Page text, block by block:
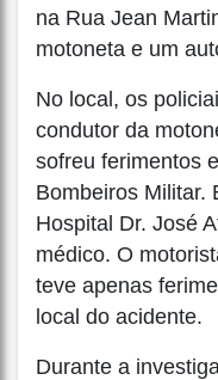
na Rua Jean
motoneta e um
No local, os
condutor da
sofreu ferimentos
Bombeiros Militar.
Hospital Dr. José
médico. O
teve apenas
local do acidente.
Durante a